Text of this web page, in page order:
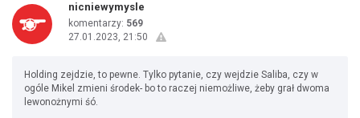
nicniewymysle
komentarzy: 569
27.01.2023, 21:50
Holding zejdzie, to pewne. Tylko pytanie, czy wejdzie Saliba, czy w
ogóle Mikel zmieni środek- bo to raczej niemożliwe, żeby grał dwoma
lewonożnymi śó.